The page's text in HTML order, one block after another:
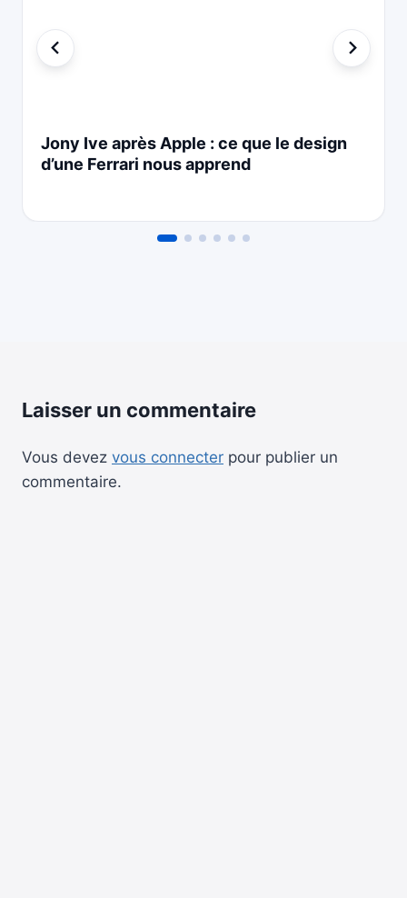
Jony Ive après Apple : ce que le design
d’une Ferrari nous apprend
Laisser un commentaire
Vous devez vous connecter pour publier un
commentaire.